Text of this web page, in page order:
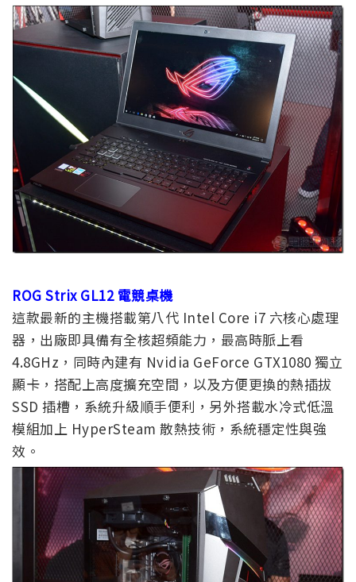
ROG Strix GL12 電競桌機
這款最新的主機搭載第八代 Intel Core i7 六核心處理
器，出廠即具備有全核超頻能力，最高時脈上看
4.8GHz，同時內建有 Nvidia GeForce GTX1080 獨立
顯卡，搭配上高度擴充空間，以及方便更換的熱插拔
SSD 插槽，系統升級順手便利，另外搭載水冷式低溫
模組加上 HyperSteam 散熱技術，系統穩定性與強
效。